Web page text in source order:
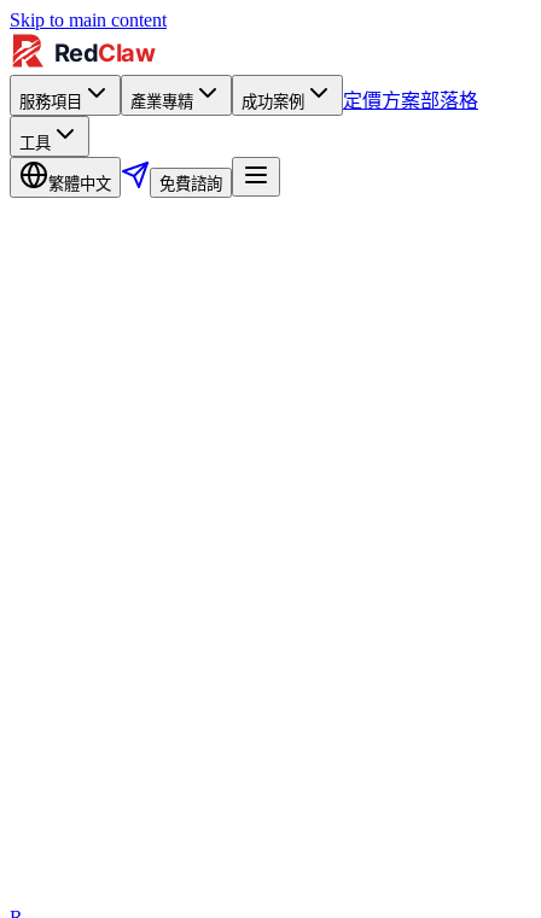
Skip to main content
服務項目 產業專精 成功案例 定價方案部落格
工具
繁體中文 免費諮詢
機